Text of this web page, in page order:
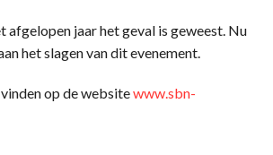
afgelopen jaar het geval is geweest. Nu
het slagen van dit evenement.
op de websitewww.sbn-